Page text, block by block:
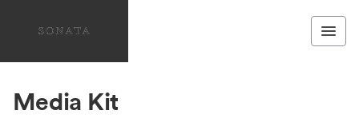
Media Kit